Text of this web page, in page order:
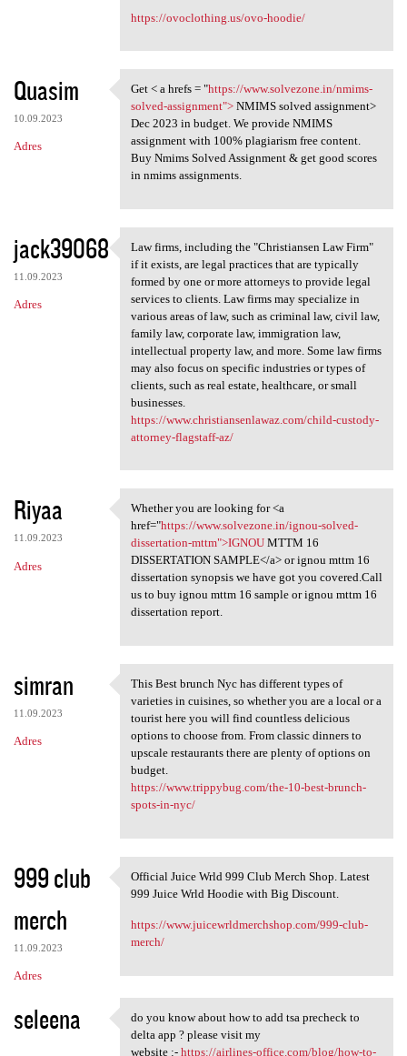
https://ovoclothing.us/ovo-hoodie/
Quasim
10.09.2023
Adres
Get < a hrefs = "https://www
Get < a hrefs = "https://www.solvezone.in/nmims-
solved-assignment">NMIMS solved assignment>
Dec 2023 in budget. We provide NMIMS
assignment with 100% plagiarism free content.
Buy Nmims Solved Assignment & get good scores
in nmims assignments.
jack39068
11.09.2023
Adres
Law firms, including the
Law firms, including the "Christiansen Law Firm"
if it exists, are legal practices that are typically
formed by one or more attorneys to provide legal
services to clients. Law firms may specialize in
various areas of law, such as criminal law, civil law,
family law, corporate law, immigration law,
intellectual property law, and more. Some law firms
may also focus on specific industries or types of
clients, such as real estate, healthcare, or small
businesses.
https://www.christiansenlawaz.com/child-custody-
attorney-flagstaff-az/
Riyaa
11.09.2023
Adres
Whether you are looking for
Whether you are looking for <a
href="https://www.solvezone.in/ignou-solved-
dissertation-mttm">IGNOUMTTM 16
DISSERTATION SAMPLE</a> or ignou mttm 16
dissertation synopsis we have got you covered.Call
us to buy ignou mttm 16 sample or ignou mttm 16
dissertation report.
simran
11.09.2023
Adres
This Best brunch Nyc has
This Best brunch Nyc has different types of
varieties in cuisines, so whether you are a local or a
tourist here you will find countless delicious
options to choose from. From classic dinners to
upscale restaurants there are plenty of options on
budget.
https://www.trippybug.com/the-10-best-brunch-
spots-in-nyc/
999 club
merch
11.09.2023
Adres
Official Juice Wrld 999 Club
Official Juice Wrld 999 Club Merch Shop. Latest
999 Juice Wrld Hoodie with Big Discount.
https://www.juicewrldmerchshop.com/999-club-
merch/
seleena
do you know about how to
do you know about how to add tsa precheck to
delta app ? please visit my
website :- https://airlines-office.com/blog/how-to-